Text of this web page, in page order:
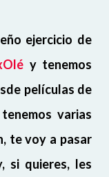
ejercicio de
y tenemos
películas de
varias
te voy a pasar
si quieres, les